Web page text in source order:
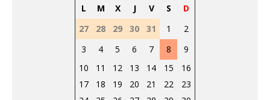
L
M X J V S
D
27
28 29 30 31 1
2
3
4 5 6 7 8
9
10
11 12 13 14 15
16
17
18 19 20 21 22
23